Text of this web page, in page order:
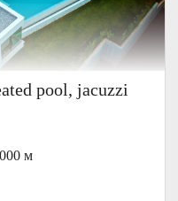
pool, jacuzzi
м